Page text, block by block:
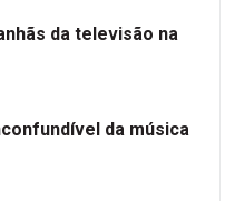
da televisão na
da música